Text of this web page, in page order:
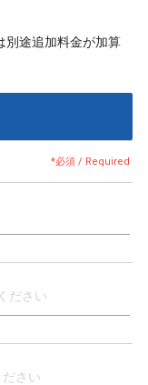
別途追加料金が加算
*必須 / Required